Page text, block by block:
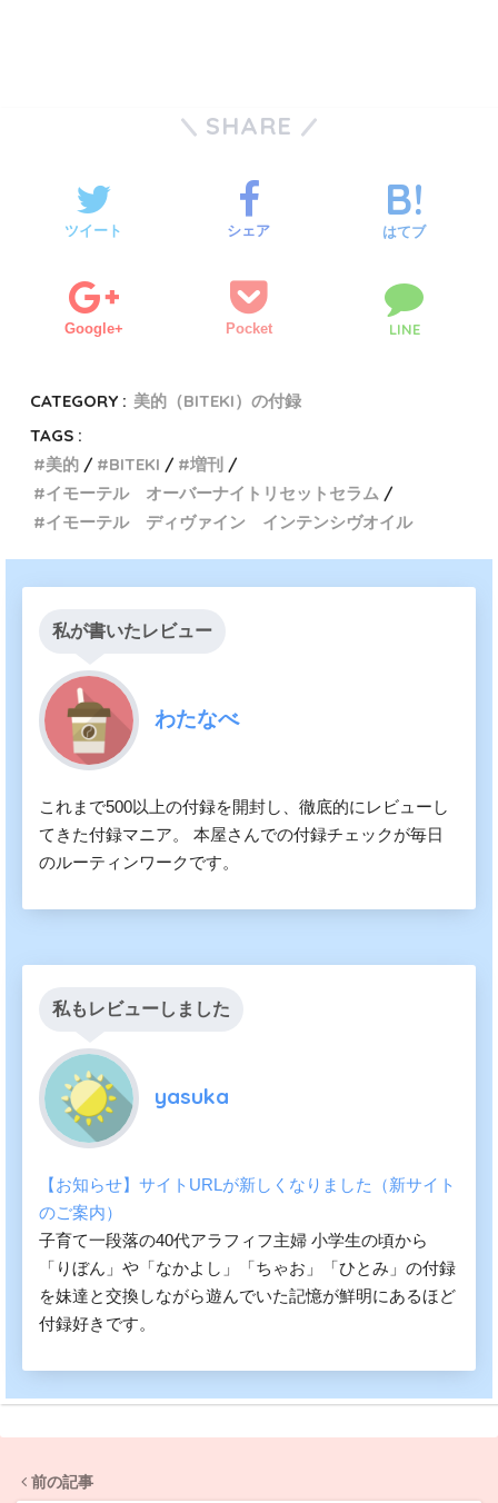
SHARE
ツイート シェア はてブ
Google+ Pocket LINE
CATEGORY : 美的（BITEKI）の付録
TAGS :
美的
BITEKI
増刊
イモーテル オーバーナイトリセットセラム
イモーテル ディヴァイン インテンシヴオイル
私が書いたレビュー
わたなべ
これまで500以上の付録を開封し、徹底的にレビューし
てきた付録マニア。 本屋さんでの付録チェックが毎日
のルーティンワークです。
私もレビューしました
yasuka
【お知らせ】サイトURLが新しくなりました（新サイト
のご案内）
子育て一段落の40代アラフィフ主婦 小学生の頃から
「りぼん」や「なかよし」「ちゃお」「ひとみ」の付録
を妹達と交換しながら遊んでいた記憶が鮮明にあるほど
付録好きです。
前の記事